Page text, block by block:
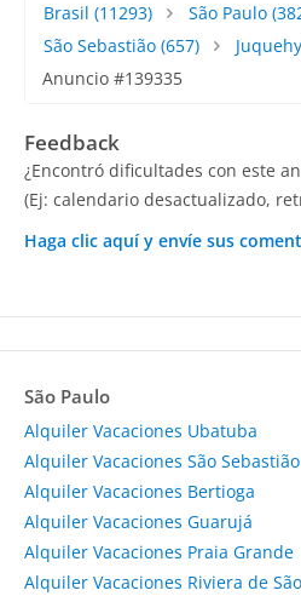
Brasil (11293) São Paulo
São Sebastião (657) Juquehy
Anuncio #139335
Feedback
¿Encontró dificultades con este
(Ej: calendario desactualizado,
Haga clic aquí y envíe sus
São Paulo
Alquiler Vacaciones Ubatuba
Alquiler Vacaciones São Sebastião
Alquiler Vacaciones Bertioga
Alquiler Vacaciones Guarujá
Alquiler Vacaciones Praia Grande
Alquiler Vacaciones Riviera de